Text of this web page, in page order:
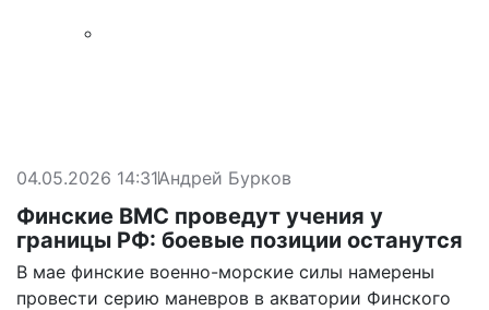
04.05.2026 14:31Андрей Бурков
Финские ВМС проведут учения у
границы РФ: боевые позиции останутся
В мае финские военно-морские силы намерены
провести серию маневров в акватории Финского